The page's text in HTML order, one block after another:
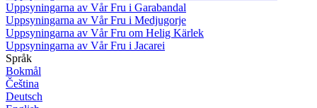
Uppsyningarna av Vår Fru i Garabandal
Uppsyningarna av Vår Fru i Medjugorje
Uppsyningarna av Vår Fru om Helig Kärlek
Uppsyningarna av Vår Fru i Jacarei
Språk
Bokmål
Čeština
Deutsch